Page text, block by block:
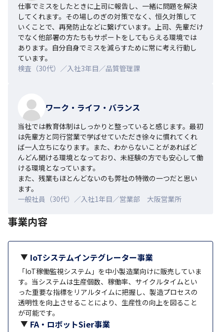
仕事でミスをしたときに上司に報告し、一緒に問題を解決
してくれます。その場しのぎの対策でなく、恒久対策して
いくことで、再発防止などに繋げています。上司、先輩だけ
でなく他部署の方たちもサポートをしてもらえる環境では
あります。自分自身でミスを減らすために常に考え行動し
ています。
検査（30代）／入社3年目／品質管理課
ワーク・ライフ・バランス
当社では教育体制はしっかりと整っていると感じます。最初
は先輩方と同行営業で学ばせていただき徐々に慣れてくれ
ば一人立ちになります。また、わからないことがあればど
んどん聞ける環境となっており、未経験の方でも安心して働
ける環境となっています。
また、残業もほとんどないのも弊社の特徴の一つだと思い
ます。
一般社員（30代）／入社1年目／営業部 大阪営業所
事業内容
IoTシステムインテグレーター事業
「IoT稼働監視システム」を中小製造業向けに販売していま
す。当システムは生産個数、稼働率、サイクルタイムとい
った重要な指標をリアルタイムに把握し、製造プロセスの
透明性を向上させることにより、生産性の向上を図ること
が可能です。
FA・ロボットSier事業